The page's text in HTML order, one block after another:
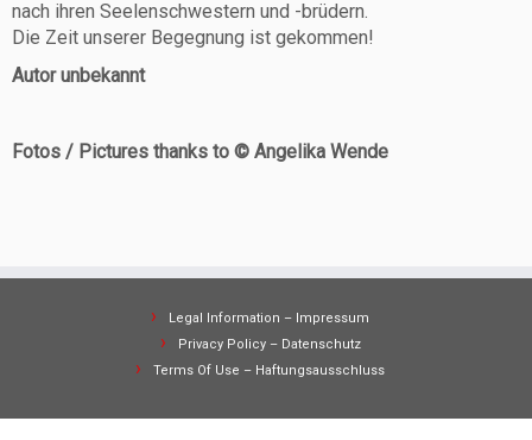
nach ihren Seelenschwestern und -brüdern.
Die Zeit unserer Begegnung ist gekommen!
Autor unbekannt
Fotos / Pictures thanks to © Angelika Wende
Legal Information – Impressum
Privacy Policy – Datenschutz
Terms Of Use – Haftungsausschluss